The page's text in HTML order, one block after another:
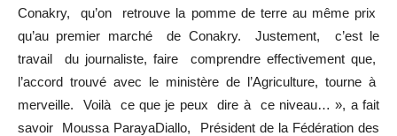
Conakry, qu’on retrouve la pomme de terre au même prix
qu’au premier marché de Conakry. Justement, c’est le
travail du journaliste, faire comprendre effectivement que,
l’accord trouvé avec le ministère de l’Agriculture, tourne à
merveille. Voilà ce que je peux dire à ce niveau… », a fait
savoir Moussa ParayaDiallo, Président de la Fédération des